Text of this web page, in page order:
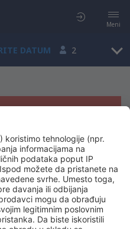
Meni
DATUM 2
da prikažemo
druge kriterijume